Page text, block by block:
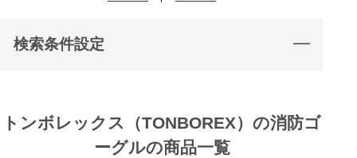
検索条件設定
トンボレックス（TONBOREX）の消防ゴ
ーグルの商品一覧